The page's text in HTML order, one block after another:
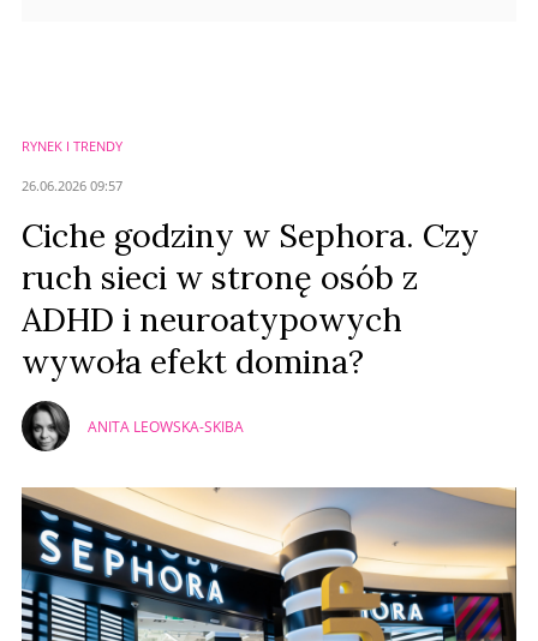
RYNEK I TRENDY
26.06.2026 09:57
Ciche godziny w Sephora. Czy
ruch sieci w stronę osób z
ADHD i neuroatypowych
wywoła efekt domina?
ANITA LEOWSKA-SKIBA